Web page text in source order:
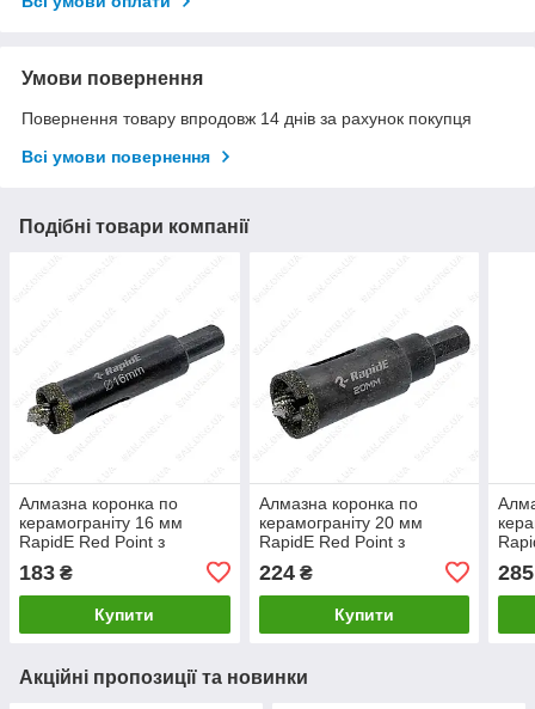
Умови повернення
Повернення товару впродовж 14 днів за рахунок покупця
Всі умови повернення
Подібні товари компанії
Алмазна коронка по
керамограніту 16 мм
RapidE Red Point з
Центруючим свердлом на
дриль
183 ₴
Купити
Алмазна коронка по
керамограніту 20 мм
RapidE Red Point з
Центруючим свердлом на
дриль
224₴
Купити
285
Акційні пропозиції та новинки